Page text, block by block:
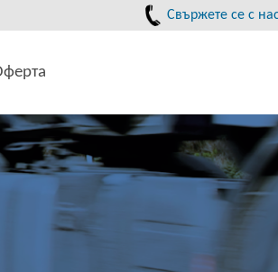
Свържете се с